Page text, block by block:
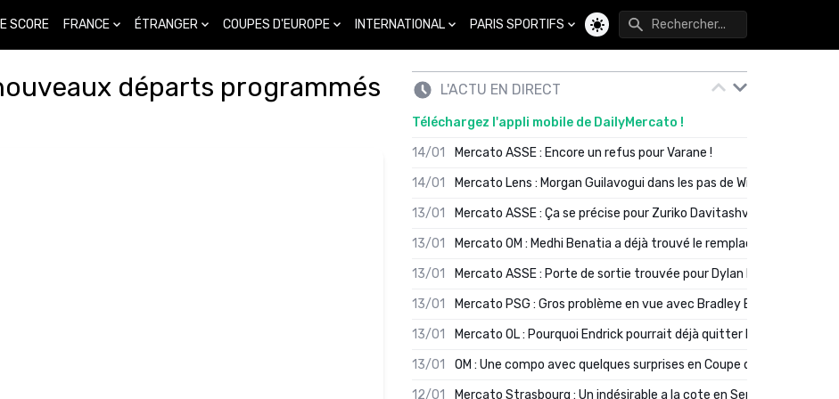
SCORE FRANCE ÉTRANGER COUPES D'EUROPE INTERNATIONAL PARIS SPORTIFS
Changer de thème
départs programmés
L'ACTU EN DIRECT
Téléchargez l'appli mobile de DailyMercato !
14/01
Mercato ASSE : Encore un refus pour Varane !
14/01
Mercato Lens : Morgan Guilavogui dans les pas de Will Still ?
13/01
Mercato ASSE : Ça se précise pour Zuriko Davitashvili
13/01
Mercato OM : Medhi Benatia a déjà trouvé le remplaçant de Robinio
13/01
Mercato ASSE : Porte de sortie trouvée pour Dylan Batubinsika
13/01
Mercato PSG : Gros problème en vue avec Bradley Barcola ?
13/01
Mercato OL : Pourquoi Endrick pourrait déjà quitter Lyon en janvier
13/01
OM : Une compo avec quelques surprises en Coupe de France
12/01
Mercato Strasbourg : Un indésirable a la cote en Serie A